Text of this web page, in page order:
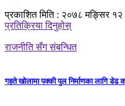
प्रकाशित मिति : २०७८ मङ्सिर
प्रतिक्रिया दिनुहोस्
राजनीति सँग संबन्धित
गहते खोलामा पक्की पुल निर्माणका लागि डेढ